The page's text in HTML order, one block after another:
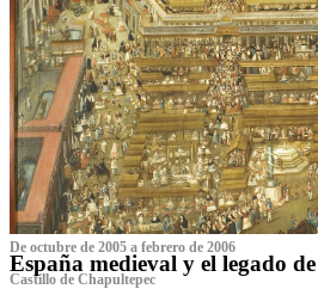
De octubre de 2005 a febrero de 2006
España medieval y el legado
Castillo de Chapultepec